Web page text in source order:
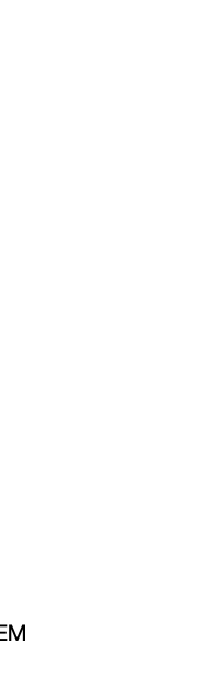
SYSTEM